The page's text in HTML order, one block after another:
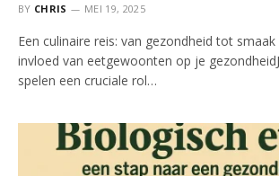
BY CHRIS MEI 19, 2025
Een culinaire reis: van gezondheid tot
invloed van eetgewoonten op je
spelen een cruciale rol…